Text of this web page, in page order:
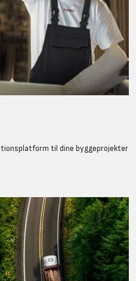
til dine byggeprojekter